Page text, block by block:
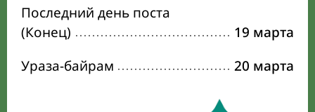
Последний день поста
(Конец)
19 марта
Ураза-байрам
20 марта